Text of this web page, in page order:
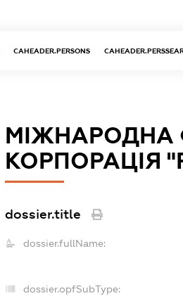
CAHEADER.PERSONS
МІЖНАРОДНА
КОРПОРАЦІЯ
dossier.title
dossier.fullName:
dossier.opfSubType: